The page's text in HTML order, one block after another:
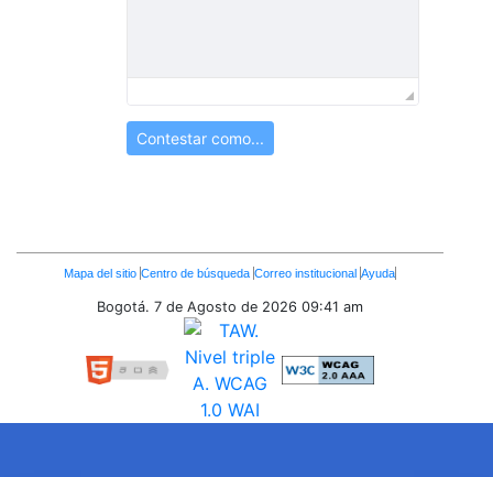
Contestar como...
Enlaces
Inferiores
Mapa del sitio Centro de búsqueda Correo institucional Ayuda
Bogotá. 7 de Agosto de 2026 09:41 am